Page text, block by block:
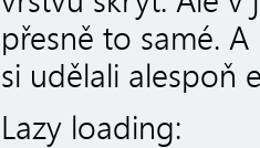
přesně to samé.
si udělali alespoň
Lazy loading: